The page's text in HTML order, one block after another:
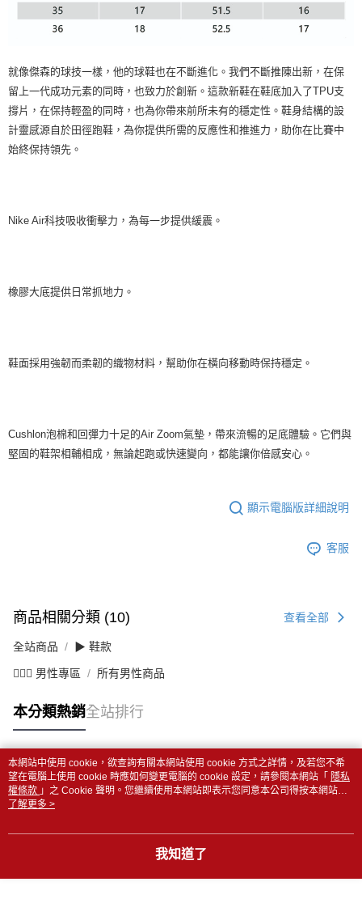
就像傑森的球技一樣，他的球鞋也在不斷進化。我們不斷推陳出新，在保
留上一代成功元素的同時，也致力於創新。這款新鞋在鞋底加入了TPU支
撐片，在保持輕盈的同時，也為你帶來前所未有的穩定性。鞋身結構的設
計靈感源自於田徑跑鞋，為你提供所需的反應性和推進力，助你在比賽中
始終保持領先。
Nike Air科技吸收衝擊力，為每一步提供緩震。
橡膠大底提供日常抓地力。
鞋面採用強韌而柔韌的織物材料，幫助你在橫向移動時保持穩定。
Cushlon泡棉和回彈力十足的Air Zoom氣墊，帶來流暢的足底體驗。它們與
堅固的鞋架相輔相成，無論起跑或快速變向，都能讓你倍感安心。
顯示電腦版詳細說明
客服
商品相關分類 (10) 查看全部
全站商品 ▶ 鞋款
💁🏻‍♂️ 男性專區 所有男性商品
本分類熱銷全站排行
熱門標籤
本網站中使用 cookie，欲查詢有關本網站使用 cookie 方式之詳情，及若您不希
望在電腦上使用 cookie 時應如何變更電腦的 cookie 設定，請參閱本網站「 隱私
權條款 」之 Cookie 聲明。您繼續使用本網站即表示您同意本公司得按本網站使
用條款之 Cookie 聲明使用 cookie。
了解更多 >
我知道了